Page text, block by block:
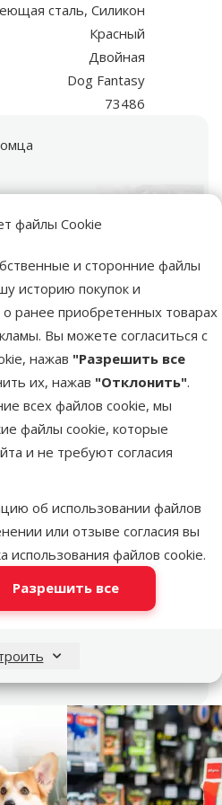
файлы Cookie
и сторонние файлы
историю покупок и
ранее приобретенных товарах
Вы можете согласиться с
нажав "Разрешить все
их, нажав "Отклонить".
всех файлов cookie, мы
файлы cookie, которые
и не требуют согласия
об использовании файлов
или отзыве согласия вы
использования файлов cookie.
Разрешить все
сталь, Силикон
Красный
Двойная
Dog Fantasy
73486
-
M,
Поиск продукта
Материал
Цвет